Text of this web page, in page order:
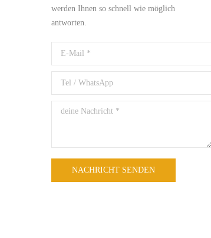
werden Ihnen so schnell wie möglich
antworten.